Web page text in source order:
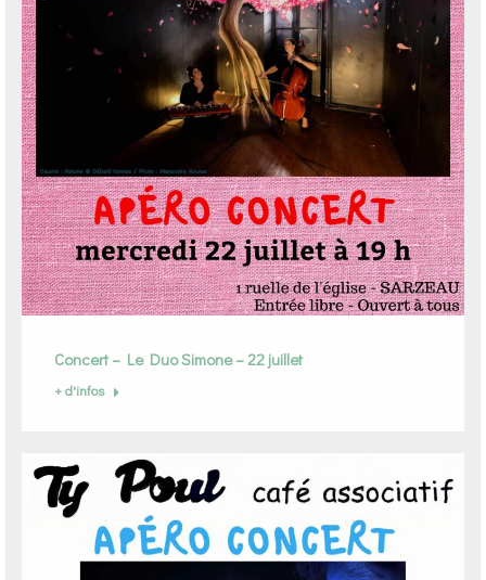
Concert – Le Duo Simone – 22 juillet
+ d'infos